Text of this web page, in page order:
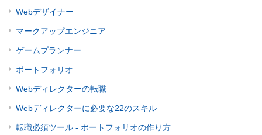
Webデザイナー
マークアップエンジニア
ゲームプランナー
ポートフォリオ
Webディレクターの転職
Webディレクターに必要な22のスキル
転職必須ツール - ポートフォリオの作り方